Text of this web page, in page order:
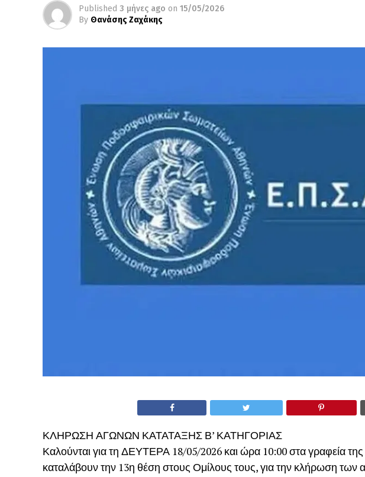
Published 3 μήνες ago on 15/05/2026
By Θανάσης Ζαχάκης
ΚΛΗΡΩΣΗ ΑΓΩΝΩΝ ΚΑΤΑΤΑΞΗΣ Β’ ΚΑΤΗΓΟΡΙΑΣ
Καλούνται για τη ΔΕΥΤΕΡΑ 18/05/2026 και ώρα 10:00 στα γραφεία
καταλάβουν την 13η θέση στους Ομίλους τους, για την κλήρωση των